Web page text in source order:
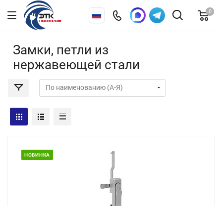
0
Замки, петли из
нержавеющей стали
НОВИНКА